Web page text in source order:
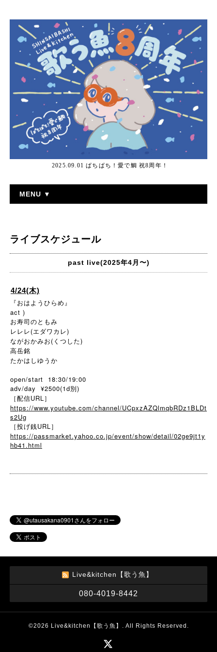
2025.09.01 ぱちぱち！愛で鯛 祝8周年！
MENU ▼
ライブスケジュール
past live(2025年4月〜)
4/24(木)
『おはようひらめ』
act )
お寿司のともみ
レレレ(エダワカレ)
ながおかみお(くつした)
高岳銘
たかはしゆうか
open/start 18:30/19:00
adv/day ¥2500(1d別)
［配信URL］
https://www.youtube.com/channel/UCpxzAZQlmqbRDz1BLDt
s2Ug
［投げ銭URL］
https://passmarket.yahoo.co.jp/event/show/detail/02ge9jt1y
hb41.html
Live&kitchen【歌う魚】
080-4019-8442
©2026 Live&kitchen【歌う魚】 . All Rights Reserved.